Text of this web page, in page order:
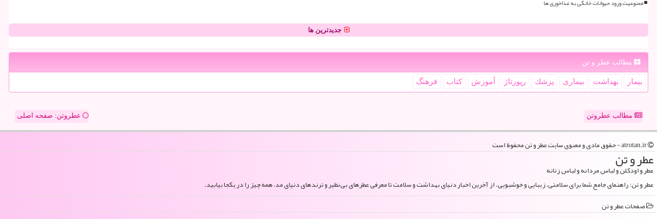
ممنوعیت ورود حیوانات خانگی به غذاخوری ها
جدیدترین ها
مطالب عطر و تن
بیمار بهداشت بیماری پزشك رپورتاژ آموزش كتاب فرهنگ
مطالب عطروتن عطروتن: صفحه اصلی
عطر و تن
عطر و اودکلن و لباس مردانه و لباس زنانه
عطر و تن: راهنمای جامع شما برای سلامتی، زیبایی و خوشبویی. از آخرین اخبار دنیای بهداشت و سلامت تا معرفی عطرهای بی‌نظیر و ترندهای دنیای مد، همه چیز را در یکجا بیابید.
صفحات عطر و تن